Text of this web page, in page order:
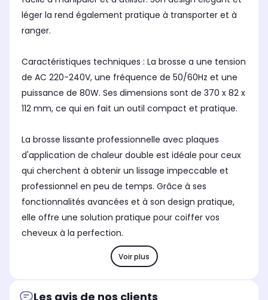
léger la rend également pratique à transporter et à
ranger.
Caractéristiques techniques : La brosse a une tension
de AC 220-240V, une fréquence de 50/60Hz et une
puissance de 80W. Ses dimensions sont de 370 x 82 x
112 mm, ce qui en fait un outil compact et pratique.
La brosse lissante professionnelle avec plaques
d'application de chaleur double est idéale pour ceux
qui cherchent à obtenir un lissage impeccable et
professionnel en peu de temps. Grâce à ses
fonctionnalités avancées et à son design pratique,
elle offre une solution pratique pour coiffer vos
cheveux à la perfection.
Voir plus
Les avis de nos clients